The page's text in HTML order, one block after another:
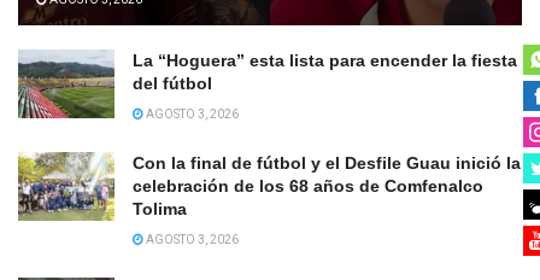
La “Hoguera” esta lista para encender la fiesta
del fútbol
AGOSTO 3, 2026
Con la final de fútbol y el Desfile Guau inició la
celebración de los 68 años de Comfenalco
Tolima
AGOSTO 3, 2026